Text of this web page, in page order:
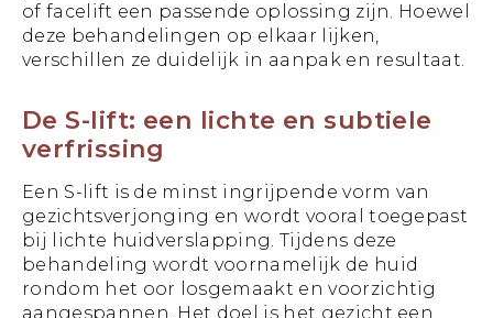
of facelift een passende oplossing zijn. Hoewel
deze behandelingen op elkaar lijken,
verschillen ze duidelijk in aanpak en resultaat.
De S-lift: een lichte en subtiele
verfrissing
Een S-lift is de minst ingrijpende vorm van
gezichtsverjonging en wordt vooral toegepast
bij lichte huidverslapping. Tijdens deze
behandeling wordt voornamelijk de huid
rondom het oor losgemaakt en voorzichtig
aangespannen. Het doel is het gezicht een